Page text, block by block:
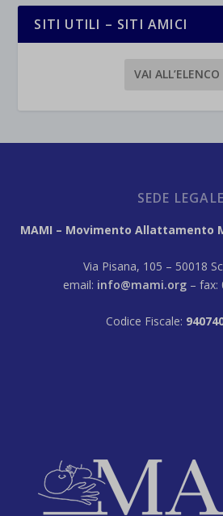
SITI UTILI – SITI AMICI
VAI ALL’ELENCO
SEDE LEGALE
MAMI – Movimento Allattamento
Via Pisana, 105 – 50018
email: info@mami.org – fax:
Codice Fiscale: